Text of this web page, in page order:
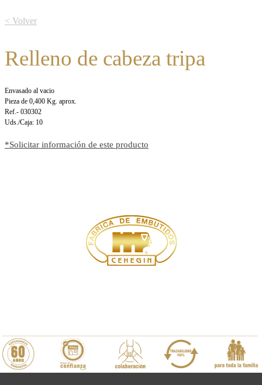
< Volver
Relleno de cabeza tripa
Envasado al vacio
Pieza de 0,400 Kg. aprox.
Ref.- 030302
Uds./Caja: 10
*Solicitar información de este producto